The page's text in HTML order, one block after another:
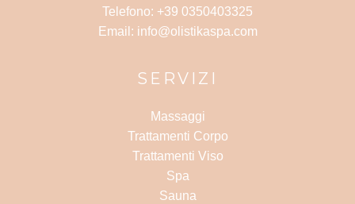
Telefono: +39 0350403325
Email: info@olistikaspa.com
SERVIZI
Massaggi
Trattamenti Corpo
Trattamenti Viso
Spa
Sauna